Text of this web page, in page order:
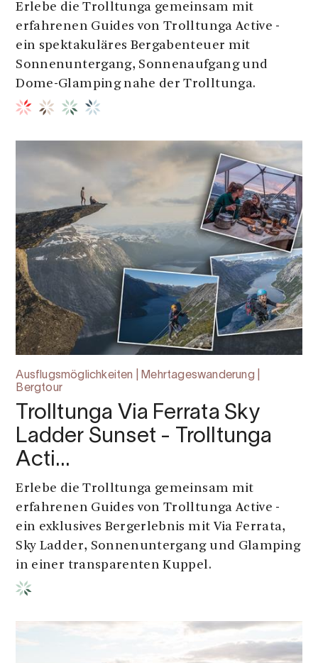
Erlebe die Trolltunga gemeinsam mit
erfahrenen Guides von Trolltunga Active -
ein spektakuläres Bergabenteuer mit
Sonnenuntergang, Sonnenaufgang und
Dome-Glamping nahe der Trolltunga.
Ausflugsmöglichkeiten | Mehrtageswanderung |
Bergtour
Trolltunga Via Ferrata Sky
Ladder Sunset - Trolltunga
Acti…
Erlebe die Trolltunga gemeinsam mit
erfahrenen Guides von Trolltunga Active -
ein exklusives Bergerlebnis mit Via Ferrata,
Sky Ladder, Sonnenuntergang und Glamping
in einer transparenten Kuppel.